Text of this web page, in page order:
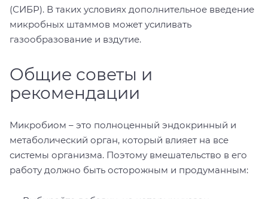
(СИБР). В таких условиях дополнительное введение
микробных штаммов может усиливать
газообразование и вздутие.
Общие советы и
рекомендации
Микробиом – это полноценный эндокринный и
метаболический орган, который влияет на все
системы организма. Поэтому вмешательство в его
работу должно быть осторожным и продуманным: